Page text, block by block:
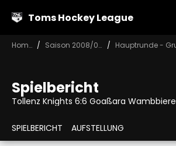
Toms Hockey League
Home Saison 2008/09
Spielbericht
Tollenz Knights 6:6 Goaßara Wambbiere
SPIELBERICHT AUFSTELLUNG